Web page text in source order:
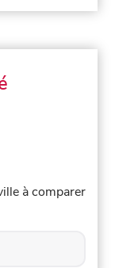
à comparer